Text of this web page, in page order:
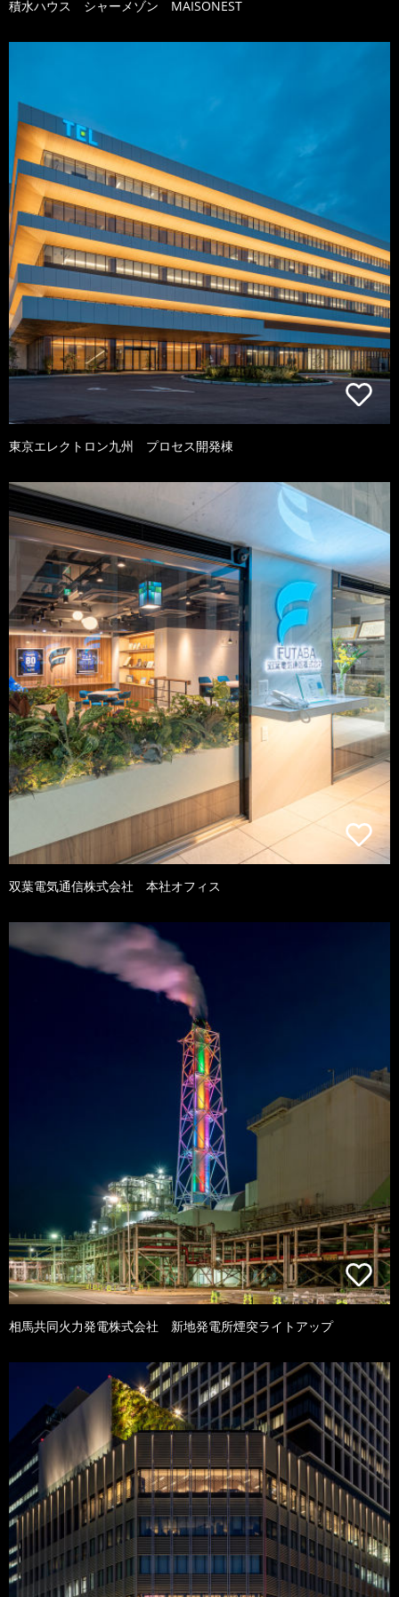
積水ハウス シャーメゾン MAISONEST
東京エレクトロン九州 プロセス開発棟
双葉電気通信株式会社 本社オフィス
相馬共同火力発電株式会社 新地発電所煙突ライトアップ